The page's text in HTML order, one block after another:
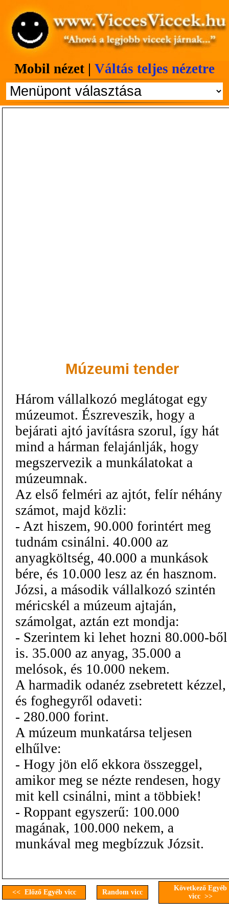
Mobil nézet | Váltás teljes nézetre
Múzeumi tender
Három vállalkozó meglátogat egy
múzeumot. Észreveszik, hogy a
bejárati ajtó javításra szorul, így hát
mind a hárman felajánlják, hogy
megszervezik a munkálatokat a
múzeumnak.
Az első felméri az ajtót, felír néhány
számot, majd közli:
- Azt hiszem, 90.000 forintért meg
tudnám csinálni. 40.000 az
anyagköltség, 40.000 a munkások
bére, és 10.000 lesz az én hasznom.
Józsi, a második vállalkozó szintén
méricskél a múzeum ajtaján,
számolgat, aztán ezt mondja:
- Szerintem ki lehet hozni 80.000-ből
is. 35.000 az anyag, 35.000 a
melósok, és 10.000 nekem.
A harmadik odanéz zsebretett kézzel,
és foghegyről odaveti:
- 280.000 forint.
A múzeum munkatársa teljesen
elhűlve:
- Hogy jön elő ekkora összeggel,
amikor meg se nézte rendesen, hogy
mit kell csinálni, mint a többiek!
- Roppant egyszerű: 100.000
magának, 100.000 nekem, a
munkával meg megbízzuk Józsit.
<< Előző Egyéb vicc Random vicc
Következő Egyéb
vicc >>